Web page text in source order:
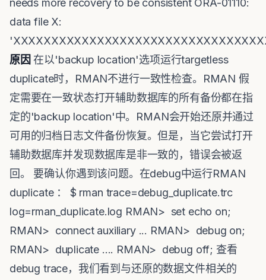
data file X:
原因 在以'backup location'选项运行targetless
duplicate时，RMAN不进行一致性检查。RMAN 假
定需要在一致状态打开辅助数据库的所有备份都在指
定的'backup location'中。RMAN会开始还原并通过
可用的归档日志文件备份恢复。但是，当它尝试打开
辅助数据库并发现数据库是非一致的，错误会被返
回。 要确认你遇到该问题。在debug中运行RMAN
duplicate ： $ rman trace=debug_duplicate.trc
log=rman_duplicate.log RMAN> set echo on;
RMAN> connect auxiliary ... RMAN> debug on;
RMAN> duplicate .... RMAN> debug off; 查看
debug trace，我们看到与还原的数据文件相关的